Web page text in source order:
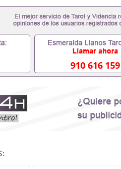
要定居国外需要办理什么材料
单位需要些什么材料551190476办
没有正常毕业怎么办理毕业证,没毕
您是否因为递交材料不齐而被
校挂科了不想读了,成绩不理想毕
551190476如何办理本科/硕士毕
国外本科毕业证怎么办理
哪里可以制作美国毕业证
网上能查到吗551190476 如何拿
毕业证去哪认证QQ微信551190476
快速代办国外毕业证QQ微信
吗QQ微信551190476买国外文凭
910 616 159